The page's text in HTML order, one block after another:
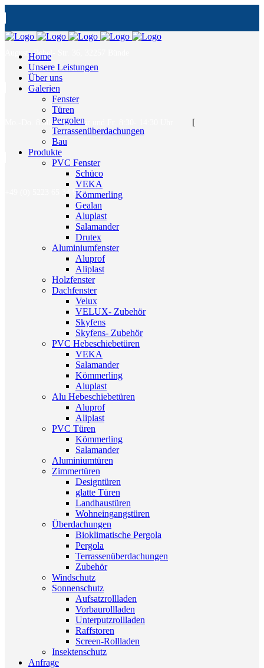
August- Bebel- Str. 36, 32257 Bünde
Mo.-Do. 8:30- 17:00 Uhr und Fr. 8:30- 14:30 Uhr [
+49 (0) 5223 65 34 900
Home
Unsere Leistungen
Über uns
Galerien
Fenster
Türen
Pergolen
Terrassenüberdachungen
Bau
Produkte
PVC Fenster
Schüco
VEKA
Kömmerling
Gealan
Aluplast
Salamander
Drutex
Aluminiumfenster
Aluprof
Aliplast
Holzfenster
Dachfenster
Velux
VELUX- Zubehör
Skyfens
Skyfens- Zubehör
PVC Hebeschiebetüren
VEKA
Salamander
Kömmerling
Aluplast
Alu Hebeschiebetüren
Aluprof
Aliplast
PVC Türen
Kömmerling
Salamander
Aluminiumtüren
Zimmertüren
Designtüren
glatte Türen
Landhaustüren
Wohneingangstüren
Überdachungen
Bioklimatische Pergola
Pergola
Terrassenüberdachungen
Zubehör
Windschutz
Sonnenschutz
Aufsatzrollladen
Vorbaurollladen
Unterputzrollladen
Raffstoren
Screen-Rollladen
Insektenschutz
Anfrage